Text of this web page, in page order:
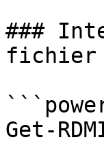
###
fichier
Get-